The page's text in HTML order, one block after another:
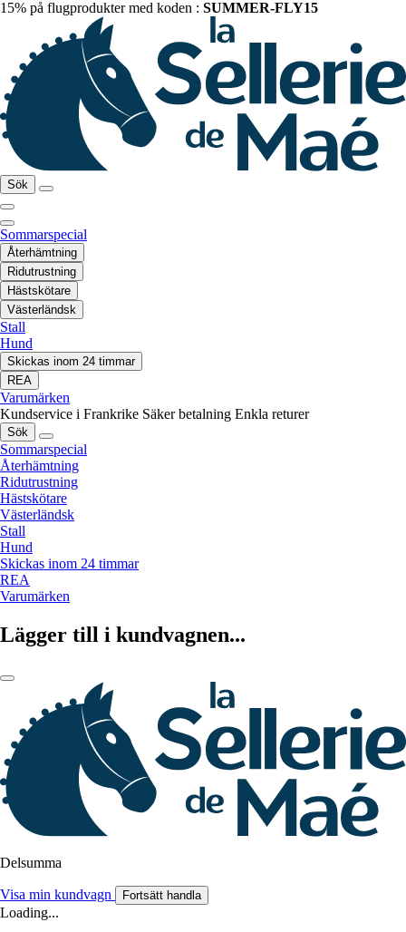
15% på flugprodukter med koden : SUMMER-FLY15
Sök
Sommarspecial
Återhämtning
Ridutrustning
Hästskötare
Västerländsk
Stall
Hund
Skickas inom 24 timmar
REA
Varumärken
Kundservice i Frankrike Säker betalning Enkla returer
Sök
Sommarspecial
Återhämtning
Ridutrustning
Hästskötare
Västerländsk
Stall
Hund
Skickas inom 24 timmar
REA
Varumärken
Lägger till i kundvagnen...
Delsumma
Visa min kundvagn Fortsätt handla
Loading...